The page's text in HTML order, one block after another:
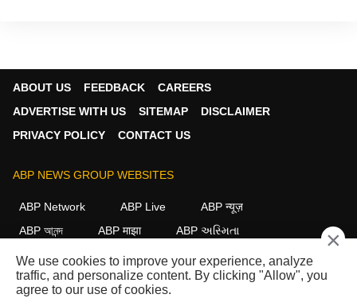
ABOUT US FEEDBACK
CAREERS
ADVERTISE WITH US
SITEMAP
DISCLAIMER
PRIVACY POLICY
CONTACT US
ABP NEWS GROUP WEBSITES
ABP Network ABP Live
ABP न्यूज़
ABP আনন্দ
ABP माझा
ABP અસ્મિતા
ABP Ganga
ABP ਸਾਂਝਾ ABP நாடு ABP దేశం
FOLLOW US
×
We use cookies to improve your experience, analyze
traffic, and personalize content. By clicking "Allow", you
agree to our use of cookies.